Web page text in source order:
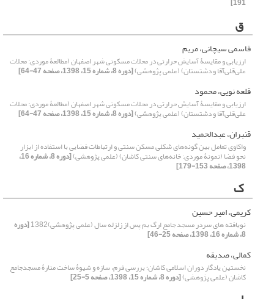
ق
قاسمی سیچانی، مریم
ارزیابی و مقایسۀ آسایش حرارتی در محلات مسکونی شهر اصفهان (مطالعۀ موردی: محلات
علی‌قلی‌آقا و دشتستان) (علمی پژوهشی)[دوره 8، شماره 15، 1398، صفحه 47-64]
قلعه نویی، محمود
ارزیابی و مقایسۀ آسایش حرارتی در محلات مسکونی شهر اصفهان (مطالعۀ موردی: محلات
علی‌قلی‌آقا و دشتستان) (علمی پژوهشی)[دوره 8، شماره 15، 1398، صفحه 47-64]
قنبران، عبدالحمید
واکاوی تعامل بین گونه‌های شکلی مسکن سنتی و ارتباطات فضایی با استفاده از ابزار
نحو فضا (نمونۀ موردی: خانه‌های سنتی کاشان) (علمی پژوهشی) [دوره 8، شماره 16،
1398، صفحه 153-179]
ک
کریمی، امیر حسین
نویافته های سردر مسجد جامع ارگ بم پس از زلزله سال (علمی پژوهشی)1382 [دوره
8، شماره 16، 1398، صفحه 25-46]
کمالی، صدیقه
نخستین یادگار دوران اسلامی کاشان؛ بررسی فرم، سازه و شیوۀ ساخت منارۀ مسجدجامع
کاشان (علمی پژوهشی)[دوره 8، شماره 15، 1398، صفحه 5-25]